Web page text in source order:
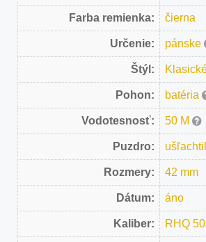
Farba remienka: čierna
Určenie: pánske
Štýl:
Pohon: batéria
Vodotesnosť: 50 M
Puzdro:
Rozmery: 42 mm
Dátum: áno
Kaliber: RHQ